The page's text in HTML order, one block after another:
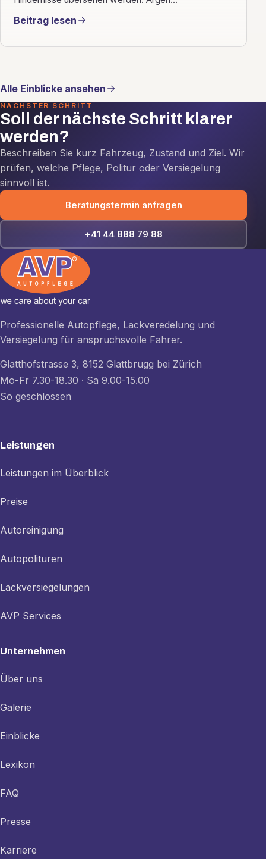
Beitrag lesen
Alle Einblicke ansehen
NÄCHSTER SCHRITT
Soll der nächste Schritt klarer
werden?
Beschreiben Sie kurz Fahrzeug, Zustand und Ziel. Wir
prüfen, welche Pflege, Politur oder Versiegelung
sinnvoll ist.
Beratungstermin anfragen
+41 44 888 79 88
Professionelle Autopflege, Lackveredelung und
Versiegelung für anspruchsvolle Fahrer.
Glatthofstrasse 3, 8152 Glattbrugg bei Zürich
Mo-Fr 7.30-18.30 · Sa 9.00-15.00
So geschlossen
Leistungen
Leistungen im Überblick
Preise
Autoreinigung
Autopolituren
Lackversiegelungen
AVP Services
Unternehmen
Über uns
Galerie
Einblicke
Lexikon
FAQ
Presse
Karriere